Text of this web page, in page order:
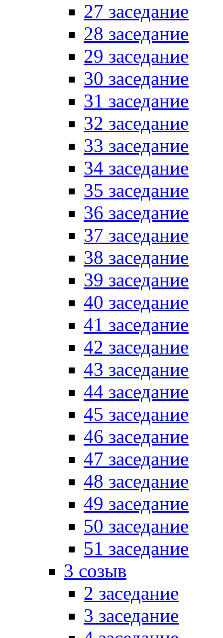
27 заседание
28 заседание
29 заседание
30 заседание
31 заседание
32 заседание
33 заседание
34 заседание
35 заседание
36 заседание
37 заседание
38 заседание
39 заседание
40 заседание
41 заседание
42 заседание
43 заседание
44 заседание
45 заседание
46 заседание
47 заседание
48 заседание
49 заседание
50 заседание
51 заседание
3 созыв
2 заседание
3 заседание